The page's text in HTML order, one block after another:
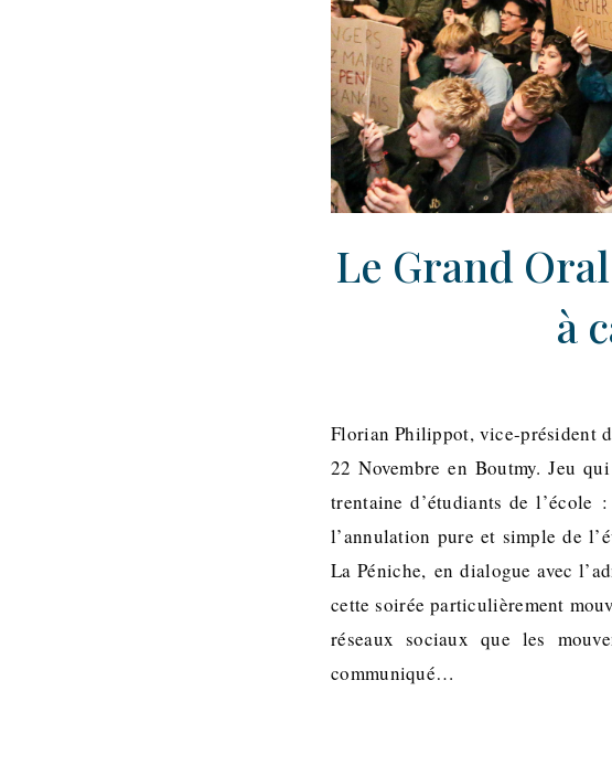
Le Grand
à
Florian Philippot, vice-président
22 Novembre en Boutmy. Jeu
trentaine d’étudiants de l’école
l’annulation pure et simple de
La Péniche, en dialogue avec
cette soirée particulièrement
réseaux sociaux que les
communiqué…